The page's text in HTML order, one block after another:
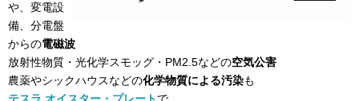
や、変電設
備、分電盤
からの電磁波
放射性物質・光化学スモッグ・PM2.5などの空気公害
農薬やシックハウスなどの化学物質による汚染も
テスラ オイスター・プレートで